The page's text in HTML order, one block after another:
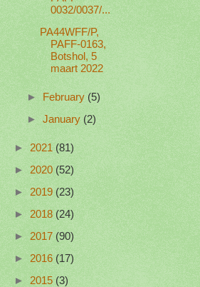
0032/0037/...
PA44WFF/P,
PAFF-0163,
Botshol, 5
maart 2022
► February (5)
► January (2)
► 2021 (81)
► 2020 (52)
► 2019 (23)
► 2018 (24)
► 2017 (90)
► 2016 (17)
► 2015 (3)